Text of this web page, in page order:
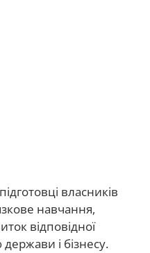
власників
навчання,
відповідної
і бізнесу.